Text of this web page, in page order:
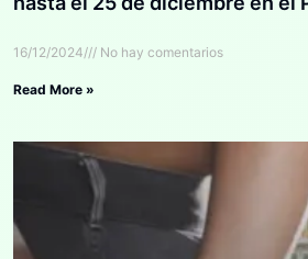
16/12/2024 No hay comentarios
Read More »